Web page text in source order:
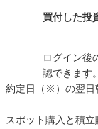
買付した投
ログイン後
認できます。
約定日（※）の翌日
スポット購入と積